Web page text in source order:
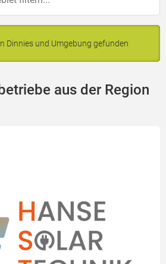
Dinnies und Umgebung gefunden
aus der Region